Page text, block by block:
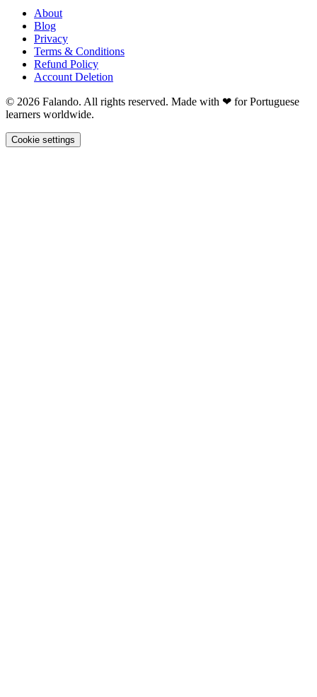
About
Blog
Privacy
Terms & Conditions
Refund Policy
Account Deletion
© 2026 Falando. All rights reserved. Made with ❤ for Portuguese
learners worldwide.
Cookie settings